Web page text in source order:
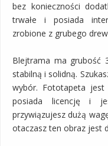
bez konieczności
trwałe i posiada
zrobione z grubego
Blejtrama ma grubość
stabilną i solidną.
wybór. Fototapeta jest
posiada licencję i
przywiązujesz dużą
otaczasz ten obraz jest